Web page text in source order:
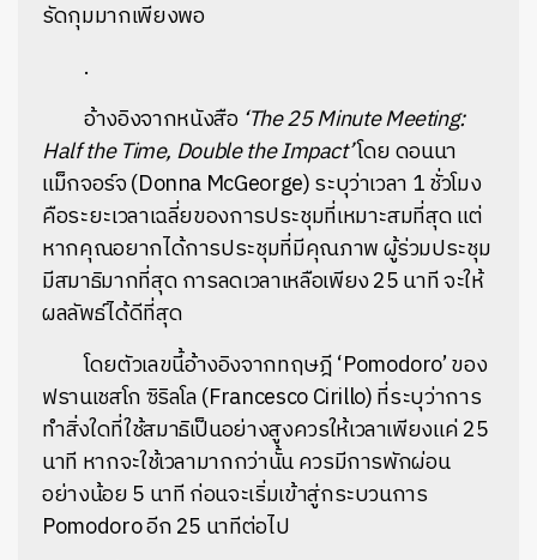
รัดกุมมากเพียงพอ
.
อ้างอิงจากหนังสือ ‘The 25 Minute Meeting:
Half the Time, Double the Impact’โดย ดอนนา
แม็กจอร์จ (Donna McGeorge) ระบุว่าเวลา 1 ชั่วโมง
คือระยะเวลาเฉลี่ยของการประชุมที่เหมาะสมที่สุด แต่
หากคุณอยากได้การประชุมที่มีคุณภาพ ผู้ร่วมประชุม
มีสมาธิมากที่สุด การลดเวลาเหลือเพียง 25 นาที จะให้
ผลลัพธ์ได้ดีที่สุด
โดยตัวเลขนี้อ้างอิงจากทฤษฎี ‘Pomodoro’ ของ
ฟรานเชสโก ซิริลโล (Francesco Cirillo) ที่ระบุว่าการ
ทำสิ่งใดที่ใช้สมาธิเป็นอย่างสูงควรให้เวลาเพียงแค่ 25
นาที หากจะใช้เวลามากกว่านั้น ควรมีการพักผ่อน
อย่างน้อย 5 นาที ก่อนจะเริ่มเข้าสู่กระบวนการ
Pomodoro อีก 25 นาทีต่อไป